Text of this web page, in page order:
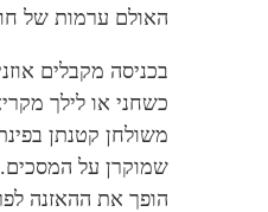
האולם ערמות של
בכניסה מקבלים
כשחני או לילך
משולחן קטנתן
שמוקרן על המסכים.
הופך את ההאזנה